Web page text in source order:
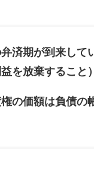
期が到来して
を放棄すること）
価額は負債の